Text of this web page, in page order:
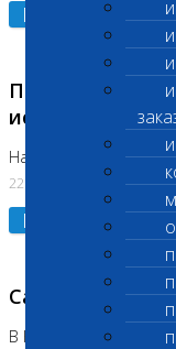
Подробнее
исследований
На Нагорной. Код (
22.07.2026
Подробнее
Санитарные
В Коломне 24.07.2026